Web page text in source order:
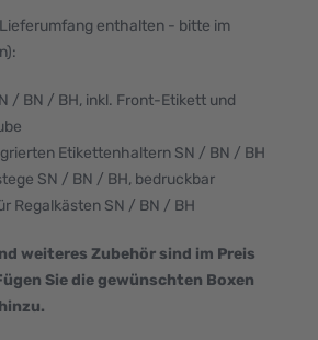
enthalten - bitte im
/ BN / BH, inkl. Front-Etikett und
Etikettenhaltern SN / BN / BH
SN / BN / BH, bedruckbar
Regalkästen SN / BN / BH
weiteres Zubehör sind im Preis
Sie die gewünschten Boxen